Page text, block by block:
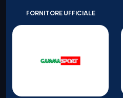
FORNITORE UFFICIALE